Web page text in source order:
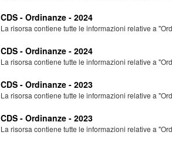
CDS - Ordinanze - 2024
La risorsa contiene tutte le informazioni relative a
CDS - Ordinanze - 2024
La risorsa contiene tutte le informazioni relative a
CDS - Ordinanze - 2023
La risorsa contiene tutte le informazioni relative a
CDS - Ordinanze - 2023
La risorsa contiene tutte le informazioni relative a